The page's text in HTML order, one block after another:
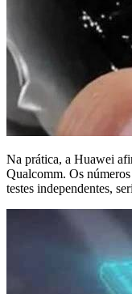
Na prática, a Huawei
Qualcomm. Os
testes independentes,